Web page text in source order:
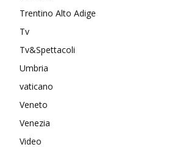
Trentino Alto Adige
Tv
Tv&Spettacoli
Umbria
vaticano
Veneto
Venezia
Video